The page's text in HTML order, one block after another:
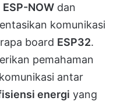
ESP-NOW dan
komunikasi
board ESP32.
pemahaman
antar
energi yang